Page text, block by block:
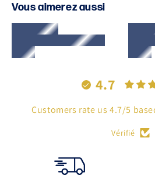
Vous aimerez aussi
4.7
Customers rate us 4.7/5
Vérifié